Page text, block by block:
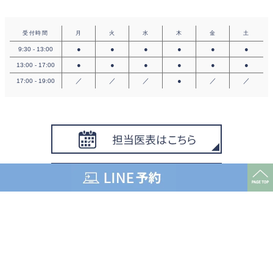
受付時間 月 火 水 木 金 土
9:30 - 13:00 ● ● ● ● ● ●
13:00 - 17:00 ● ● ● ● ● ●
17:00 - 19:00 ／ ／ ／ ● ／ ／